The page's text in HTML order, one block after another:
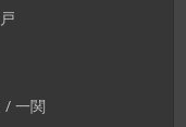
/ 一関